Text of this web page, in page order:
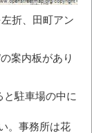
折、田町アン
案内板があり
駐車場の中に
。事務所は花